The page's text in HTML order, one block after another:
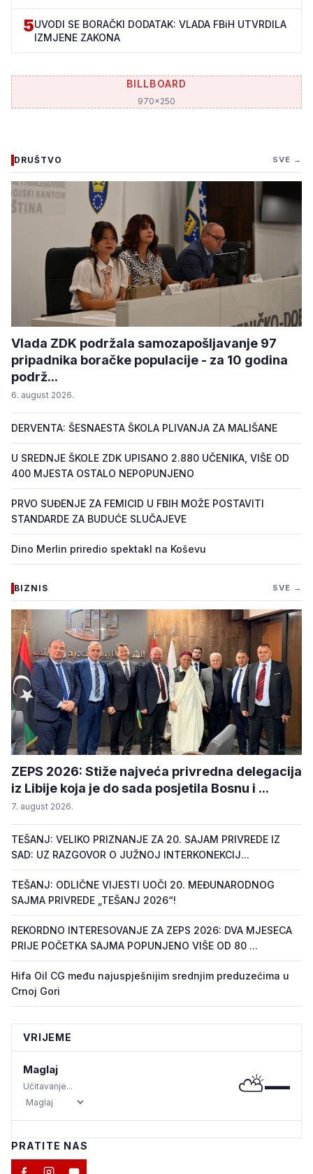
5UVODI SE BORAČKI DODATAK: VLADA FBiH UTVRDILA
IZMJENE ZAKONA
BILLBOARD
970x250
DRUŠTVO SVE →
Vlada ZDK podržala samozapošljavanje 97
pripadnika boračke populacije - za 10 godina
podrž...
6. august 2026.
DERVENTA: ŠESNAESTA ŠKOLA PLIVANJA ZA MALIŠANE
U SREDNJE ŠKOLE ZDK UPISANO 2.880 UČENIKA, VIŠE OD
400 MJESTA OSTALO NEPOPUNJENO
PRVO SUĐENJE ZA FEMICID U FBIH MOŽE POSTAVITI
STANDARDE ZA BUDUĆE SLUČAJEVE
Dino Merlin priredio spektakl na Koševu
BIZNIS SVE →
ZEPS 2026: Stiže najveća privredna delegacija
iz Libije koja je do sada posjetila Bosnu i ...
7. august 2026.
TEŠANJ: VELIKO PRIZNANJE ZA 20. SAJAM PRIVREDE IZ
SAD: UZ RAZGOVOR O JUŽNOJ INTERKONEKCIJ...
TEŠANJ: ODLIČNE VIJESTI UOČI 20. MEĐUNARODNOG
SAJMA PRIVREDE „TEŠANJ 2026“!
REKORDNO INTERESOVANJE ZA ZEPS 2026: DVA MJESECA
PRIJE POČETKA SAJMA POPUNJENO VIŠE OD 80 ...
Hifa Oil CG među najuspješnijim srednjim preduzećima u
Crnoj Gori
VRIJEME
Maglaj
Učitavanje... ⛅—
PRATITE NAS